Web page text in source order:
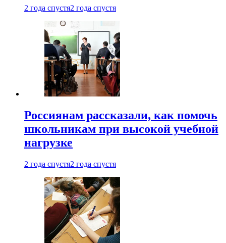
2 года спустя2 года спустя
Россиянам рассказали, как помочь
школьникам при высокой учебной
нагрузке
2 года спустя2 года спустя